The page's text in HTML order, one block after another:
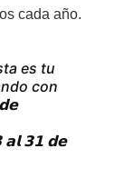
cada año.
es tu
con
𝗮𝗹 𝟯𝟭 𝗱𝗲